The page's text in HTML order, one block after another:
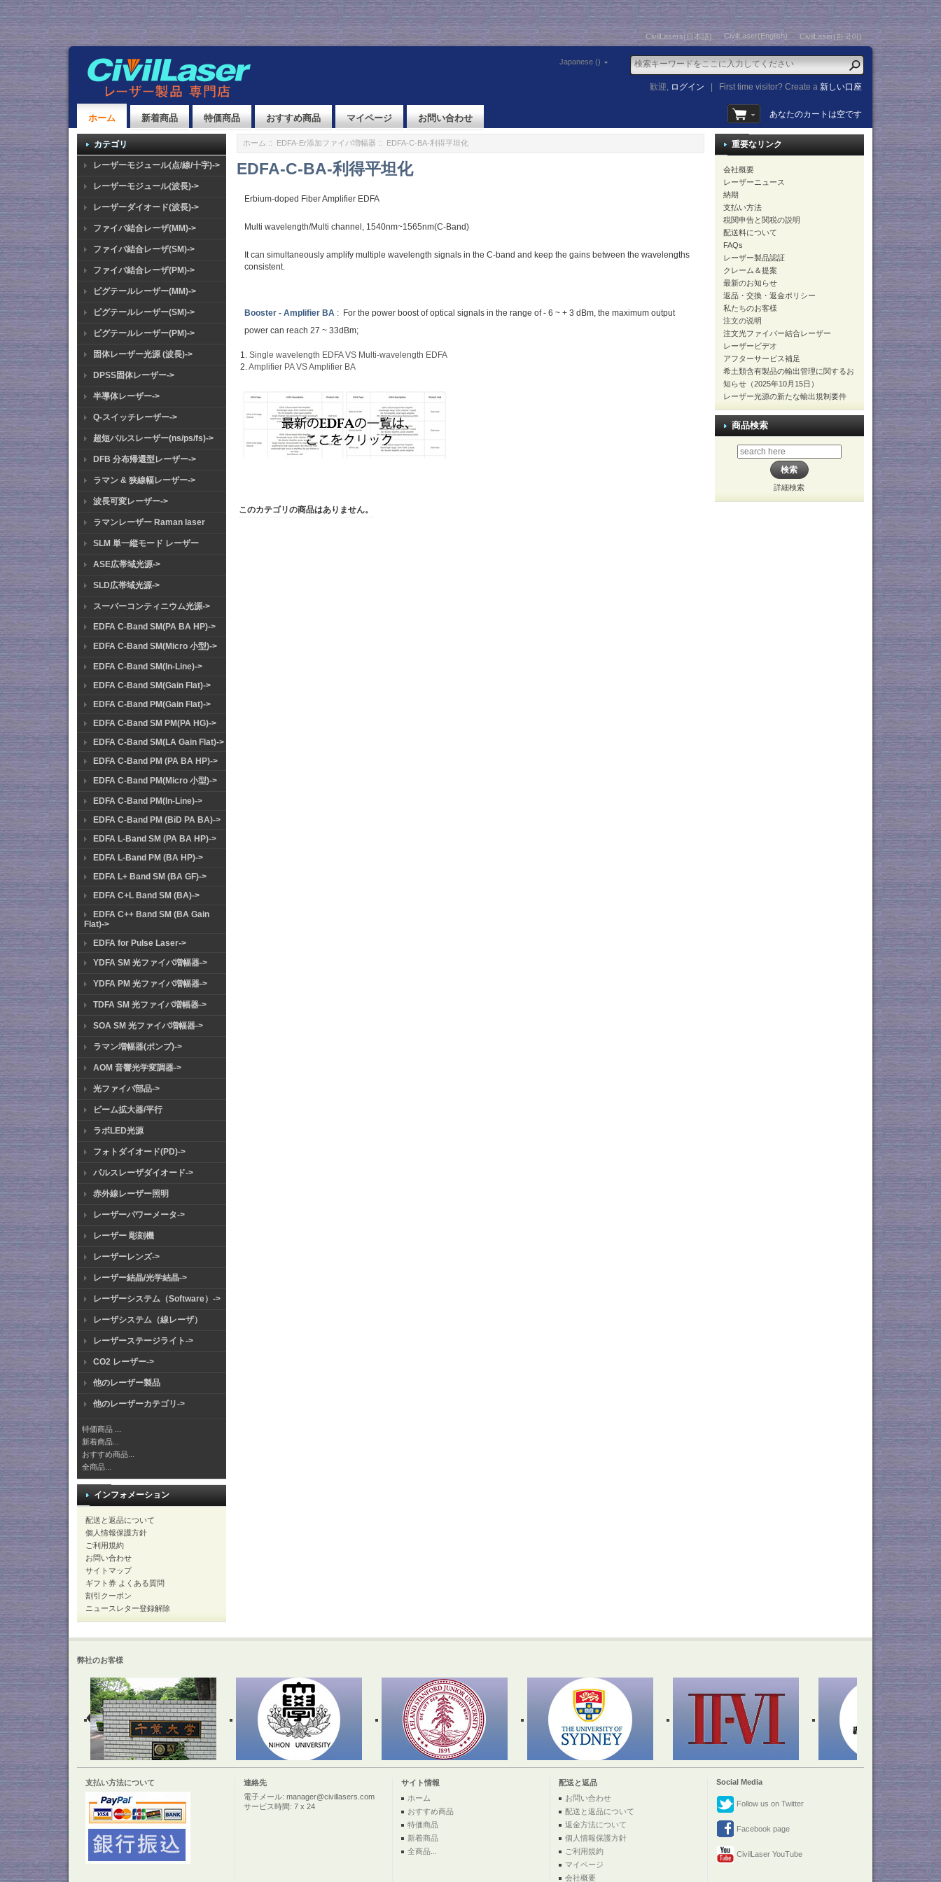
CivilLasers(日本語) CivilLaser(English) CivilLaser(한국어)
Japanese ()
歓迎, ログイン First time visitor? Create a新しい口座
ホーム 新着商品 特価商品 おすすめ商品 マイページ お問い合わせ あなたのカートは空です
カテゴリ
レーザーモジュール(点/線/十字)->
レーザーモジュール(波長)->
レーザーダイオード(波長)->
ファイバ結合レーザ(MM)->
ファイバ結合レーザ(SM)->
ファイバ結合レーザ(PM)->
ピグテールレーザー(MM)->
ピグテールレーザー(SM)->
ピグテールレーザー(PM)->
固体レーザー光源 (波長)->
DPSS固体レーザー->
半導体レーザー->
Q-スイッチレーザー->
超短パルスレーザー(ns/ps/fs)->
DFB 分布帰還型レーザー->
ラマン & 狭線幅レーザー->
波長可変レーザー->
ラマンレーザー Raman laser
SLM 単一縦モード レーザー
ASE広帯域光源->
SLD広帯域光源->
スーパーコンティニウム光源->
EDFA C-Band SM(PA BA HP)->
EDFA C-Band SM(Micro 小型)->
EDFA C-Band SM(In-Line)->
EDFA C-Band SM(Gain Flat)->
EDFA C-Band PM(Gain Flat)->
EDFA C-Band SM PM(PA HG)->
EDFA C-Band SM(LA Gain Flat)->
EDFA C-Band PM (PA BA HP)->
EDFA C-Band PM(Micro 小型)->
EDFA C-Band PM(In-Line)->
EDFA C-Band PM (BiD PA BA)->
EDFA L-Band SM (PA BA HP)->
EDFA L-Band PM (BA HP)->
EDFA L+ Band SM (BA GF)->
EDFA C+L Band SM (BA)->
EDFA C++ Band SM (BA Gain
Flat)->
EDFA for Pulse Laser->
YDFA SM 光ファイバ増幅器->
YDFA PM 光ファイバ増幅器->
TDFA SM 光ファイバ増幅器->
SOA SM 光ファイバ増幅器->
ラマン増幅器(ポンプ)->
AOM 音響光学変調器->
光ファイバ部品->
ビーム拡大器/平行
ラボLED光源
フォトダイオード(PD)->
パルスレーザダイオード->
赤外線レーザー照明
レーザーパワーメータ->
レーザー 彫刻機
レーザーレンズ->
レーザー結晶/光学結晶->
レーザーシステム（Software）->
レーザシステム（線レーザ）
レーザーステージライト->
CO2 レーザー->
他のレーザー製品
他のレーザーカテゴリ->
特価商品 ...
新着商品...
おすすめ商品...
全商品...
インフォメーション
配送と返品について
個人情報保護方針
ご利用規約
お問い合わせ
サイトマップ
ギフト券 よくある質問
割引クーポン
ニュースレター登録解除
ホーム :: EDFA-Er添加ファイバ増幅器 :: EDFA-C-BA-利得平坦化
EDFA-C-BA-利得平坦化
Erbium-doped Fiber Amplifier EDFA
Multi wavelength/Multi channel, 1540nm~1565nm(C-Band)
It can simultaneously amplify multiple wavelength signals in the C-band and keep the gains between the wavelengths
consistent.
Booster - Amplifier BA : For the power boost of optical signals in the range of - 6 ~ + 3 dBm, the maximum output
power can reach 27 ~ 33dBm;
1.Single wavelength EDFA VS Multi-wavelength EDFA
2.Amplifier PA VS Amplifier BA
このカテゴリの商品はありません。
重要なリンク
会社概要
レーザーニュース
納期
支払い方法
税関申告と関税の説明
配送料について
FAQs
レーザー製品認証
クレーム＆提案
最新のお知らせ
返品・交換・返金ポリシー
私たちのお客様
注文の说明
注文光ファイバー結合レーザー
レーザービデオ
アフターサービス補足
希土類含有製品の輸出管理に関するお
知らせ（2025年10月15日）
レーザー光源の新たな輸出規制要件
商品検索
詳細検索
弊社のお客様
支払い方法について 連絡先 サイト情報 配送と返品
Social Media
電子メール: manager@civillasers.com
サービス時間: 7 x 24
ホーム
おすすめ商品
特価商品
新着商品
全商品...
お問い合わせ
配送と返品について
返金方法について
個人情報保護方針
ご利用規約
マイページ
会社概要
Follow us on Twitter
Facebook page
CivilLaser YouTube